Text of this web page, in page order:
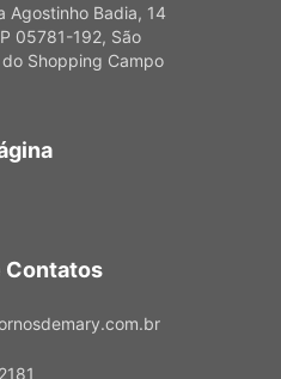
Agostinho Badia, 14
05781-192, São
Shopping Campo
Contatos